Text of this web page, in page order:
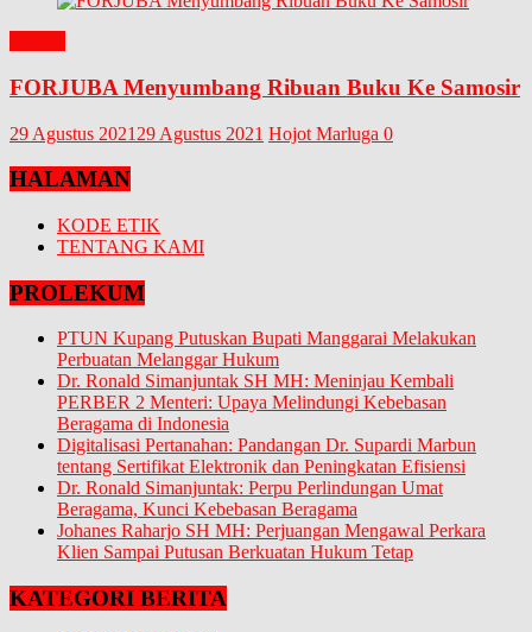
FORJUBA Menyumbang Ribuan Buku Ke Samosir
29 Agustus 2021 29 Agustus 2021 Hojot Marluga 0
HALAMAN
KODE ETIK
TENTANG KAMI
PROLEKUM
PTUN Kupang Putuskan Bupati Manggarai Melakukan
Perbuatan Melanggar Hukum
Dr. Ronald Simanjuntak SH MH: Meninjau Kembali
PERBER 2 Menteri: Upaya Melindungi Kebebasan
Beragama di Indonesia
Digitalisasi Pertanahan: Pandangan Dr. Supardi Marbun
tentang Sertifikat Elektronik dan Peningkatan Efisiensi
Dr. Ronald Simanjuntak: Perpu Perlindungan Umat
Beragama, Kunci Kebebasan Beragama
Johanes Raharjo SH MH: Perjuangan Mengawal Perkara
Klien Sampai Putusan Berkuatan Hukum Tetap
KATEGORI BERITA